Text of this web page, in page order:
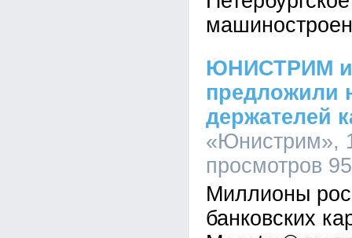
ЮНИСТРИМ и
предложили
держателей
«Юнистрим»,
просмотров
Миллионы
банковских